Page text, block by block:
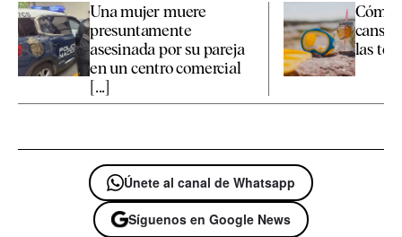
Una mujer muere
presuntamente
asesinada por su pareja
en un centro comercial
[...]
Cómo
las
Únete al canal de Whatsapp
Síguenos en Google News